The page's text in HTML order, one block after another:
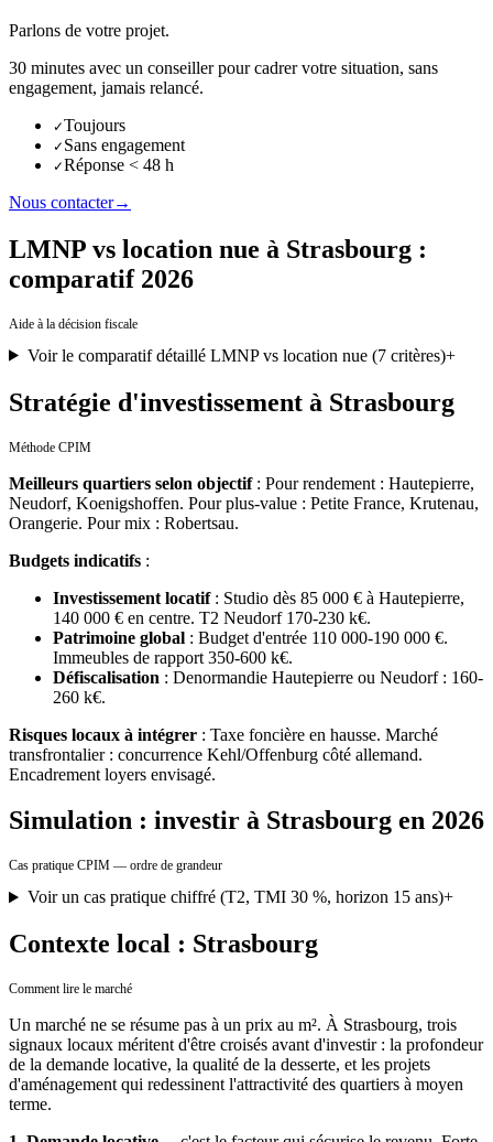
Parlons de votre projet.
30 minutes avec un conseiller pour cadrer votre situation, sans
engagement, jamais relancé.
✓Toujours
✓ Sans engagement
✓Réponse < 48 h
Nous contacter→
LMNP vs location nue à Strasbourg :
comparatif 2026
Aide à la décision fiscale
Voir le comparatif détaillé LMNP vs location nue (7 critères)+
Stratégie d'investissement à Strasbourg
Méthode CPIM
Meilleurs quartiers selon objectif: Pour rendement : Hautepierre,
Neudorf, Koenigshoffen. Pour plus-value : Petite France, Krutenau,
Orangerie. Pour mix : Robertsau.
Budgets indicatifs :
Investissement locatif: Studio dès 85 000 € à Hautepierre,
140 000 € en centre. T2 Neudorf 170-230 k€.
Patrimoine global : Budget d'entrée 110 000-190 000 €.
Immeubles de rapport 350-600 k€.
Défiscalisation : Denormandie Hautepierre ou Neudorf : 160-
260 k€.
Risques locaux à intégrer : Taxe foncière en hausse. Marché
transfrontalier : concurrence Kehl/Offenburg côté allemand.
Encadrement loyers envisagé.
Simulation : investir à Strasbourg en 2026
Cas pratique CPIM — ordre de grandeur
Voir un cas pratique chiffré (T2, TMI 30 %, horizon 15 ans)+
Contexte local : Strasbourg
Comment lire le marché
Un marché ne se résume pas à un prix au m². À Strasbourg, trois
signaux locaux méritent d'être croisés avant d'investir : la profondeur
de la demande locative, la qualité de la desserte, et les projets
d'aménagement qui redessinent l'attractivité des quartiers à moyen
terme.